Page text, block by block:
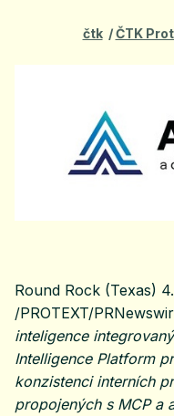
čtk ČTK
Round Rock (Texas)
/PROTEXT/
inteligence
Intelligence Platform
konzistenci interních
propojených s MCP a